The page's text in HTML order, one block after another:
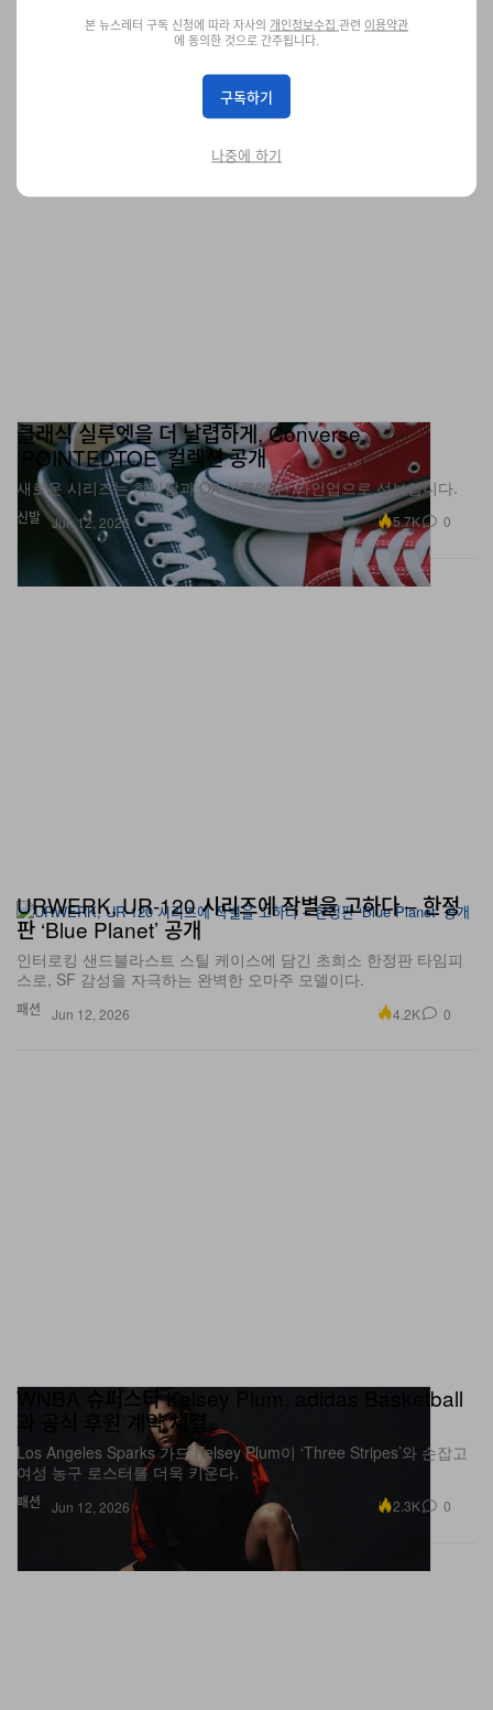
신발
클래식 실루엣을 더 날렵하게, Converse
‘POINTEDTOE’ 컬렉션 공개
새로운 시리즈는 하이탑과 OX 실루엣 전 라인업으로 선보입니다.
Jun 12, 2026 5.7K 0
패션
URWERK, UR-120 시리즈에 작별을 고하다 – 한정
판 ‘Blue Planet’ 공개
인터로킹 샌드블라스트 스틸 케이스에 담긴 초희소 한정판 타임피
스로, SF 감성을 자극하는 완벽한 오마주 모델이다.
Jun 12, 2026 4.2K 0
패션
WNBA 슈퍼스타 Kelsey Plum, adidas Basketball
과 공식 후원 계약 체결
Los Angeles Sparks 가드 Kelsey Plum이 ‘Three Stripes’와 손잡고
여성 농구 로스터를 더욱 키운다.
Jun 12, 2026 2.3K 0
본 뉴스레터 구독 신청에 따라 자사의 개인정보수집 관련 이용약관
에 동의한 것으로 간주됩니다.
구독하기
나중에 하기